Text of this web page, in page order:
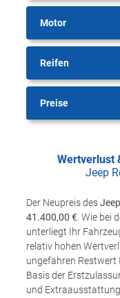
Motor
Reifen
Preise
Wertverlust
Jeep
Der Neupreis des
41.400,00 € . Wie bei
unterliegt Ihr
relativ hohen
ungefähren Restwert
Basis der
und